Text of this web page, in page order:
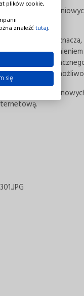
opraw
LED
pracą na rzecz
naszych
o wiele więcej
plików cookie,
znaleźćtutaj.
się